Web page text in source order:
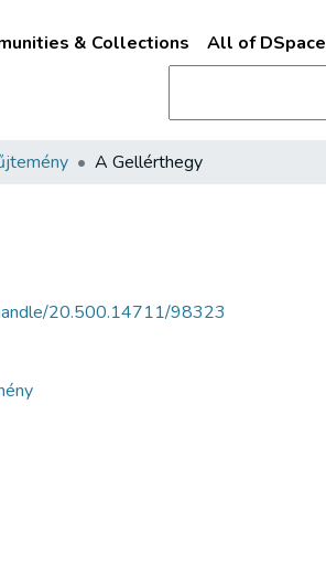
& Collections All of DSpace
A Gellérthegy
20.500.14711/98323